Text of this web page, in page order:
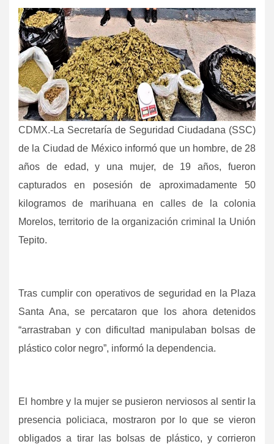
CDMX.-La Secretaría de Seguridad Ciudadana (SSC)
de la Ciudad de México informó que un hombre, de 28
años de edad, y una mujer, de 19 años, fueron
capturados en posesión de aproximadamente 50
kilogramos de marihuana en calles de la colonia
Morelos, territorio de la organización criminal la Unión
Tepito.
Tras cumplir con operativos de seguridad en la Plaza
Santa Ana, se percataron que los ahora detenidos
“arrastraban y con dificultad manipulaban bolsas de
plástico color negro”, informó la dependencia.
El hombre y la mujer se pusieron nerviosos al sentir la
presencia policiaca, mostraron por lo que se vieron
obligados a tirar las bolsas de plástico, y corrieron